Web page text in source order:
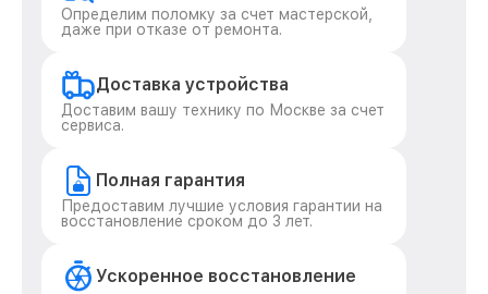
Определим поломку за счет мастерской,
даже при отказе от ремонта.
Доставка устройства
Доставим вашу технику по Москве за счет
сервиса.
Полная гарантия
Предоставим лучшие условия гарантии на
восстановление сроком до 3 лет.
Ускоренное восстановление